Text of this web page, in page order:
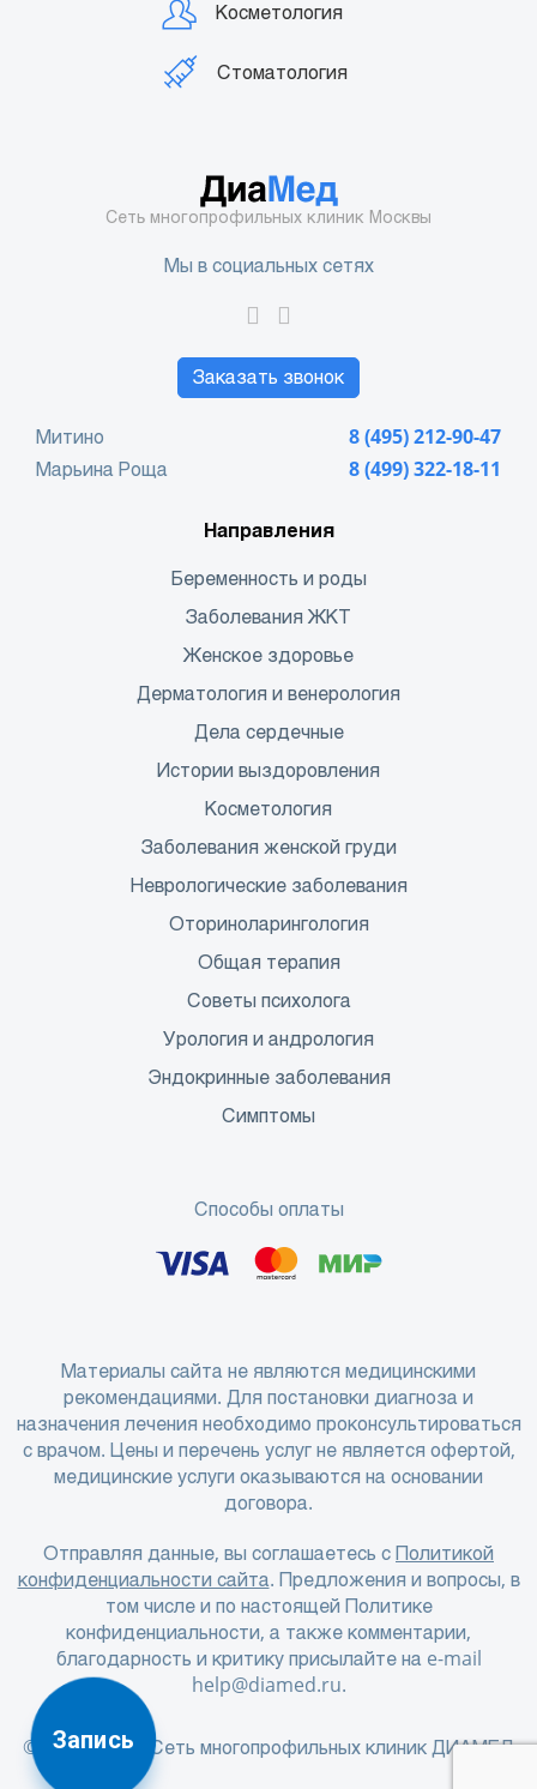
Косметология
Стоматология
Сеть многопрофильных клиник Москвы
Мы в социальных сетях
Заказать звонок
8 (495) 212-90-47
Митино
8 (499) 322-18-11
Марьина Роща
Направления
Беременность и роды
Заболевания ЖКТ
Женское здоровье
Дерматология и венерология
Дела сердечные
Истории выздоровления
Косметология
Заболевания женской груди
Неврологические заболевания
Оториноларингология
Общая терапия
Советы психолога
Урология и андрология
Эндокринные заболевания
Симптомы
Способы оплаты
Материалы сайта не являются медицинскими
рекомендациями. Для постановки диагноза и
назначения лечения необходимо проконсультироваться
с врачом. Цены и перечень услуг не является офертой,
медицинские услуги оказываются на основании
договора.
Отправляя данные, вы соглашаетесь с Политикой
конфиденциальности сайта. Предложения и вопросы, в
том числе и по настоящей Политике
конфиденциальности, а также комментарии,
благодарность и критику присылайте на e-mail
help@diamed.ru.
© 2001 - 2026 Сеть многопрофильных клиник ДИАМЕД
Запись